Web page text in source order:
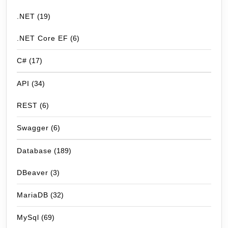
.NET (19)
.NET Core EF (6)
C# (17)
API (34)
REST (6)
Swagger (6)
Database (189)
DBeaver (3)
MariaDB (32)
MySql (69)